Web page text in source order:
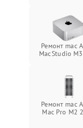
Ремонт mac
Mac Studio
Ремонт mac
Mac Pro M2